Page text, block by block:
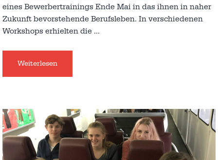
eines Bewerbertrainings Ende Mai in das ihnen in naher
Zukunft bevorstehende Berufsleben. In verschiedenen
Workshops erhielten die …
Weiterlesen